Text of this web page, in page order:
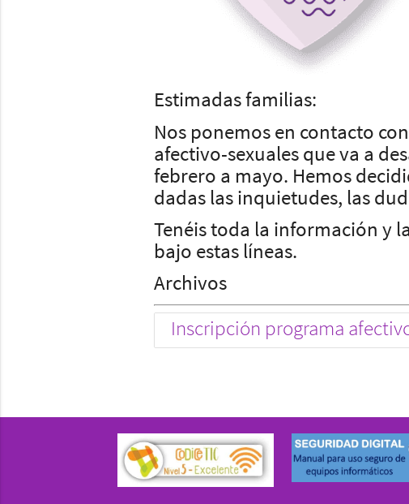
Estimadas familias:
Nos ponemos en contacto
afectivo-sexuales que va a
febrero a mayo. Hemos
dadas las inquietudes, las
Tenéis toda la información y
bajo estas líneas.
Archivos
Inscripción programa